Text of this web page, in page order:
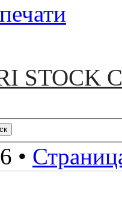
STOCK
•